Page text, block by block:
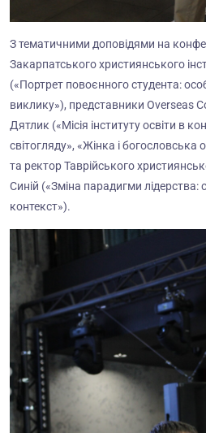
З тематичними доповідями на
Закарпатського християнського
(«Портрет повоєнного студента:
виклику»), представники Overseas
Дятлик («Місія інституту освіти в
світогляду», «Жінка і богословська
та ректор Таврійського
Синій («Зміна парадигми лідерства:
контекст»).